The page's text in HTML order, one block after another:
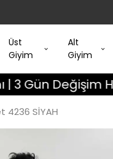
Üst
Giyim
Alt
Giyim
Değişim Hakkı |
4236 SİYAH